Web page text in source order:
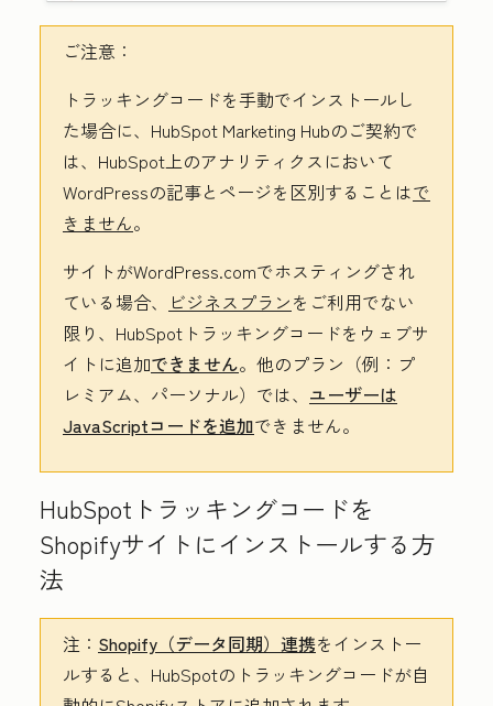
ご注意：
トラッキングコードを手動でインストールし
た場合に、HubSpot Marketing Hubのご契約で
は、HubSpot上のアナリティクスにおいて
WordPressの記事とページを区別することはで
きません。
サイトがWordPress.comでホスティングされ
ている場合、
ビジネスプランをご利用でない
限り、HubSpotトラッキングコードをウェブサ
イトに追加できません。他のプラン（例：プ
レミアム、パーソナル）では、 ユーザーは
JavaScriptコードを追加できません。
HubSpotトラッキングコードを
Shopifyサイトにインストールする方
法
注： Shopify（データ同期）連携をインストー
ルすると、HubSpotのトラッキングコードが自